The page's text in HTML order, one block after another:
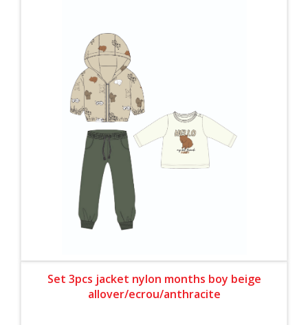
Set 3pcs jacket nylon months boy beige
allover/ecrou/anthracite